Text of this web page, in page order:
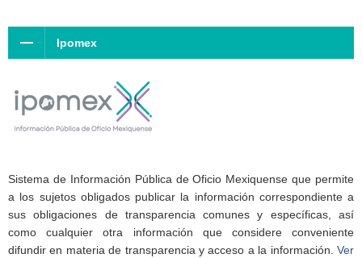
Ipomex
Sistema de Información Pública de Oficio Mexiquense que permite
a los sujetos obligados publicar la información correspondiente a
sus obligaciones de transparencia comunes y específicas, así
como cualquier otra información que considere conveniente
difundir en materia de transparencia y acceso a la información. Ver